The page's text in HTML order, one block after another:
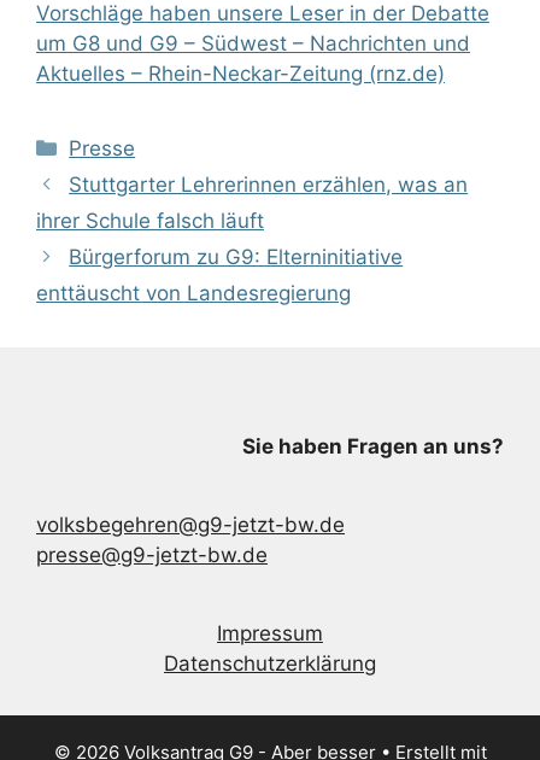
Vorschläge haben unsere Leser in der Debatte
um G8 und G9 – Südwest – Nachrichten und
Aktuelles – Rhein-Neckar-Zeitung (rnz.de)
Kategorien
Presse
Stuttgarter Lehrerinnen erzählen, was an
ihrer Schule falsch läuft
Bürgerforum zu G9: Elterninitiative
enttäuscht von Landesregierung
Sie haben Fragen an uns?
volksbegehren@g9-jetzt-bw.de
presse@g9-jetzt-bw.de
Impressum
Datenschutzerklärung
© 2026 Volksantrag G9 - Aber besser• Erstellt mit